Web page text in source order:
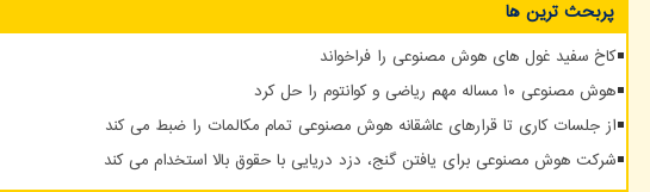
پربحث ترین ها
کاخ سفید غول های هوش مصنوعی را فراخواند
هوش مصنوعی ۱۰ مساله مهم ریاضی و کوانتوم را حل کرد
از جلسات کاری تا قرارهای عاشقانه هوش مصنوعی تمام مکالمات را ضبط می کند
شرکت هوش مصنوعی برای یافتن گنج، دزد دریایی با حقوق بالا استخدام می کند